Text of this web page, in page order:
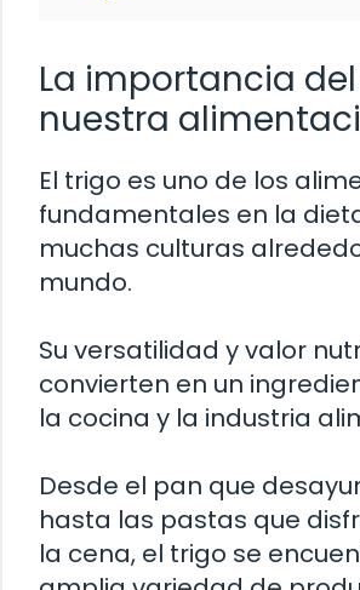
La importancia
nuestra
El trigo es uno de los
fundamentales en la
muchas culturas
mundo.
Su versatilidad y valor
convierten en un
la cocina y la industria
Desde el pan que
hasta las pastas que
la cena, el trigo se